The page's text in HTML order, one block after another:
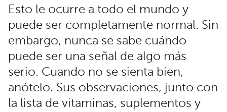
Esto le ocurre a todo el mundo y
puede ser completamente normal. Sin
embargo, nunca se sabe cuándo
puede ser una señal de algo más
serio. Cuando no se sienta bien,
anótelo. Sus observaciones, junto con
la lista de vitaminas, suplementos y